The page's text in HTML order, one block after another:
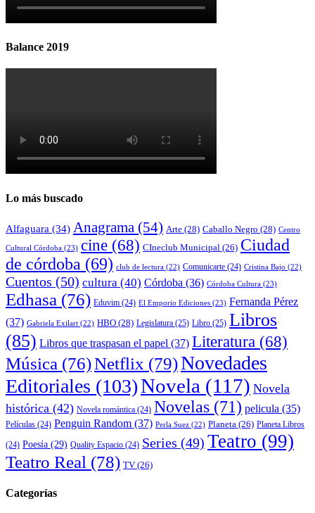
Balance 2019
Lo más buscado
Alfaguara (34) Anagrama (54) Arte (28) Caballo Negro (28) Centro
Cultural Córdoba (23) cine (68) CIneclub Municipal (26) Ciudad
de córdoba (69) club de lectura (22) Comunicarte (24) Cristina Bajo (22)
Cuentos (50) cultura (40) Córdoba (36) Córdoba Cultura (23)
Edhasa (76) Eduvim (24) El Emporio Ediciones (23) Fernanda Pérez
(37) Gabriela Exilart (22) HBO (28) Legislatura (25) Libro (25) Libros
(85) Libros que traspasan el papel (37) Literatura (68)
Música (76)Netflix (79)Novedades
Editoriales (103)Novela (117) Novela
histórica (42) Novela romántica (24) Novelas (71) pelicula (35)
Películas (24) Penguin Random (37) Perla Suez (22) Planeta (26) Planeta Libros
(24) Poesía (29) Quality Espacio (24) Series (49) Teatro (99)
Teatro Real (78) TV (26)
Categorías